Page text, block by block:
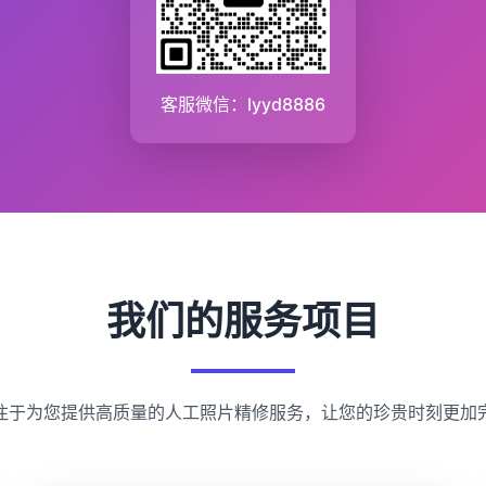
客服微信：lyyd8886
我们的服务项目
于为您提供高质量的人工照片精修服务，让您的珍贵时刻更加